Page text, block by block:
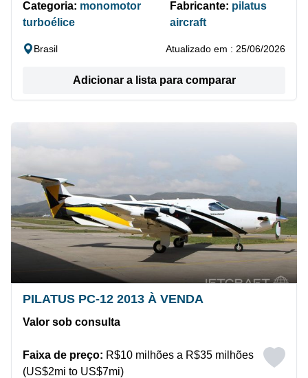
Categoria: monomotor
turboélice
Fabricante: pilatus
aircraft
Brasil Atualizado em : 25/06/2026
Adicionar a lista para comparar
PILATUS PC-12 2013 À VENDA
Valor sob consulta
Faixa de preço: R$10 milhões a R$35 milhões
(US$2mi to US$7mi)